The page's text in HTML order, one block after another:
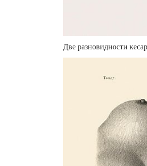
Две разновидности